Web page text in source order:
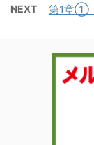
NEXT 第1章①